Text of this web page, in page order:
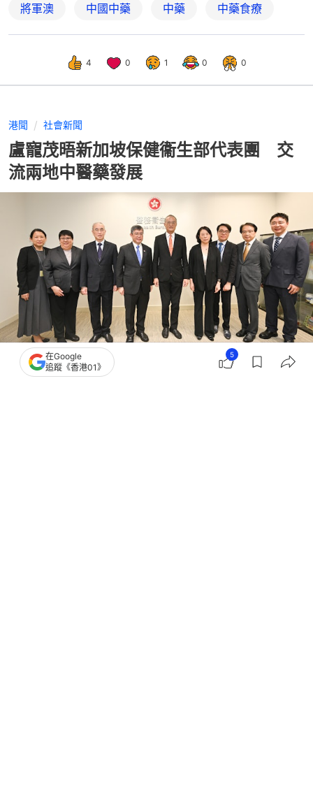
將軍澳 中國中藥 中藥 中藥食療
4 0 1 0 0
港聞 社會新聞
盧寵茂晤新加坡保健衞生部代表團 交
流兩地中醫藥發展
撰文：蕭通
在Google
追蹤《香港01》
5